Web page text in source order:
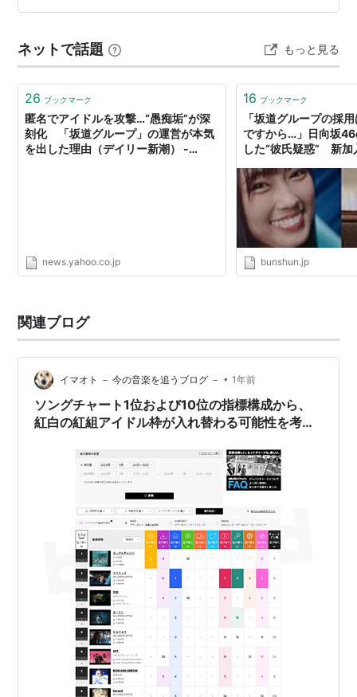
ることが少なくありません。 この急落は毎週のようにみ
ネットで話題 もっと見る
26 ブックマーク
匿名でアイドルを攻撃…“愚痴垢”が深
刻化 「坂道グループ」の運営が本気
を出した理由（デイリー新潮） -
news.yahoo.co.jp
16 ブックマーク
「坂道グループの採
ですから…」日向坂
した“彼氏疑惑” 新加
| 文春オンライン
bunshun.jp
関連ブログ
イマオト － 今の音楽を追うブログ － • 1年前
ソングチャート1位および10位の指標構成から、
紅白の紅組アイドル枠が入れ替わる可能性を考え